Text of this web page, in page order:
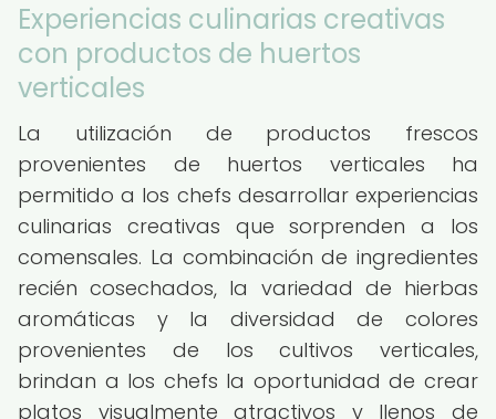
Experiencias culinarias creativas
con productos de huertos
verticales
La utilización de productos frescos
provenientes de huertos verticales ha
permitido a los chefs desarrollar experiencias
culinarias creativas que sorprenden a los
comensales. La combinación de ingredientes
recién cosechados, la variedad de hierbas
aromáticas y la diversidad de colores
provenientes de los cultivos verticales,
brindan a los chefs la oportunidad de crear
platos visualmente atractivos y llenos de